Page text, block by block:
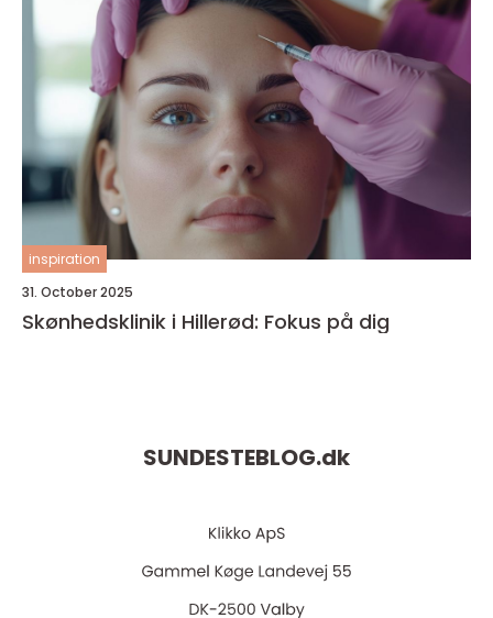
inspiration
31. October 2025
Skønhedsklinik i Hillerød: Fokus på dig
SUNDESTEBLOG.dk